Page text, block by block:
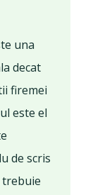
una
decat
firemei
este el
de scris
trebuie